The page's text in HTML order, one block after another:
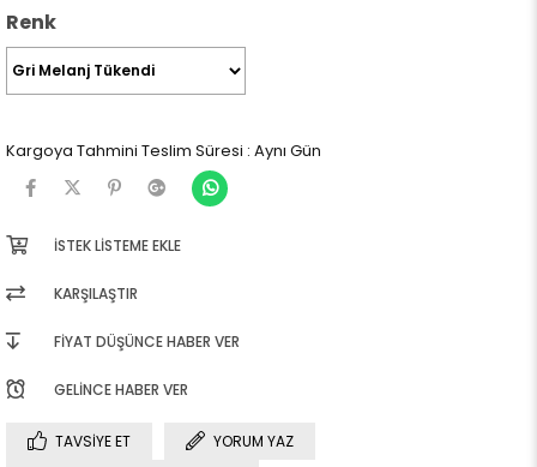
Renk
Kargoya Tahmini Teslim Süresi : Aynı Gün
İSTEK LISTEME EKLE
KARŞILAŞTIR
FIYAT DÜŞÜNCE HABER VER
GELINCE HABER VER
TAVSIYE ET
YORUM YAZ